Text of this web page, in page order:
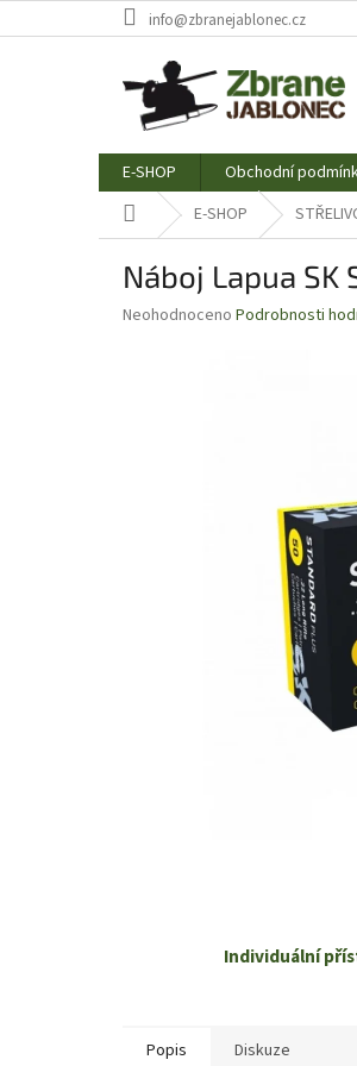
na
info@zbranejablonec.cz
E-SHOP Obchodní
Domů E-SHOP
Náboj Lapua SK
Průměrné
Neohodnoceno Podrobnosti
Individuální
Popis Diskuze